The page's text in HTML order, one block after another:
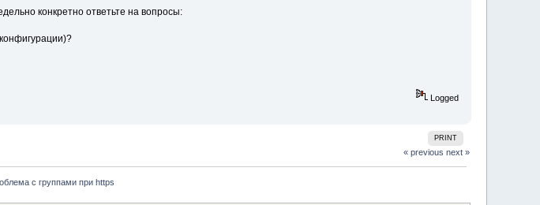
конкретно ответьте на вопросы:
Logged
PRINT
« previous next »
с группами при https